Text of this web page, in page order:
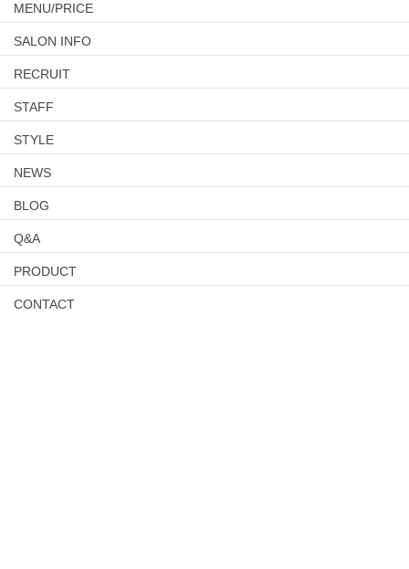
MENU/PRICE
SALON INFO
RECRUIT
STAFF
STYLE
NEWS
BLOG
Q&A
PRODUCT
CONTACT